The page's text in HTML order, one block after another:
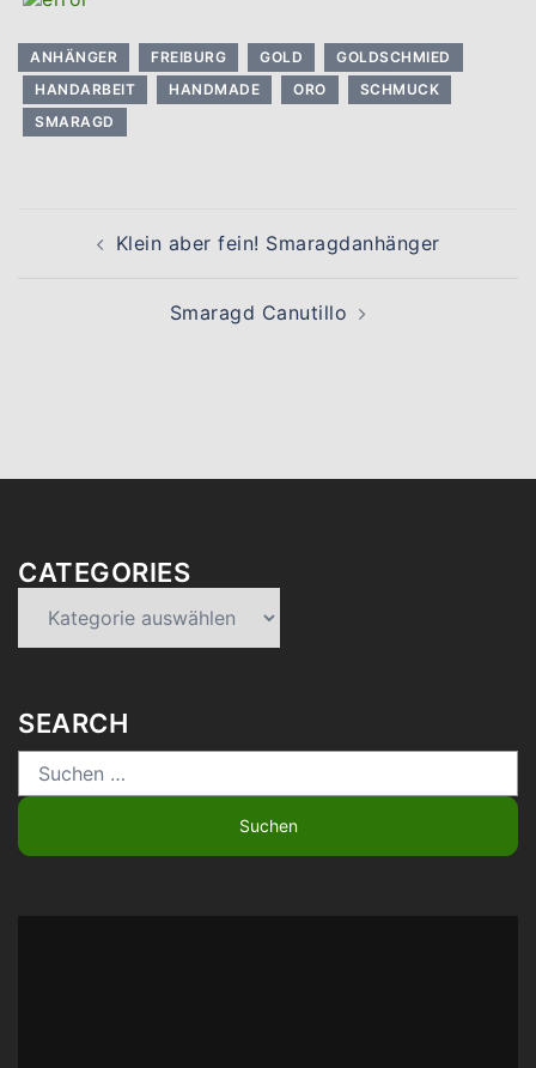
ANHÄNGER FREIBURG GOLD
GOLDSCHMIED
HANDARBEIT
HANDMADE ORO
SCHMUCK
SMARAGD
Beitragsnavigation
Klein aber fein! Smaragdanhänger
Smaragd Canutillo
CATEGORIES
SEARCH
Suchen
nach: